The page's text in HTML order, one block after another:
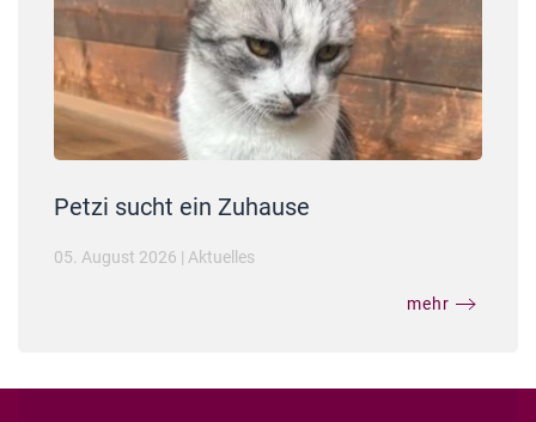
Petzi sucht ein Zuhause
05. August 2026 | Aktuelles
mehr